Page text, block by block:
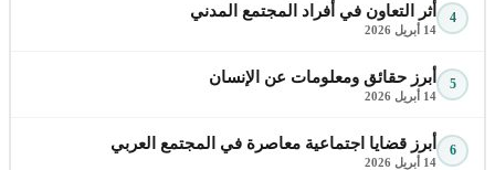
4 أثر التعاون في أفراد المجتمع المدني
14 أبريل 2026
5 أبرز حقائق ومعلومات عن الإنسان
14 أبريل 2026
6 أبرز قضايا اجتماعية معاصرة في المجتمع العربي
14 أبريل 2026